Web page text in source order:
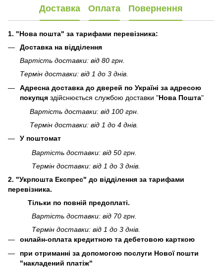
Доставка Оплата Повернення
1. "Нова пошта" за тарифами перевізника:
Доставка на відділення
Вартість доставки: від 80 грн.
Термін доставки: від 1 до 3 днів.
Адресна доставка до дверей по Україні за адресою
покупця здійснюється службою доставки "Нова Пошта"
Вартість доставки: від 100 грн.
Термін доставки: від 1 до 4 днів.
У поштомат
Вартість доставки: від 50 грн.
Термін доставки: від 1 до 3 днів.
2. "Укрпошта Експрес" до відділення за тарифами
перевізника.
Тільки по повній предоплаті.
Вартість доставки: від 70 грн.
Термін доставки: від 1 до 3 днів.
онлайн-оплата кредитною та дебетовою карткою
при отриманні за допомогою послуги Нової пошти
"накладений платіж"